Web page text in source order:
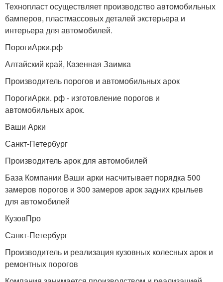
Технопласт осуществляет производство автомобильных
бамперов, пластмассовых деталей экстерьера и
интерьера для автомобилей.
ПорогиАрки.рф
Алтайский край, Казенная Заимка
Производитель порогов и автомобильных арок
ПорогиАрки. рф - изготовление порогов и
автомобильных арок.
Ваши Арки
Санкт-Петербург
Производитель арок для автомобилей
База Компании Ваши арки насчитывает порядка 500
замеров порогов и 300 замеров арок задних крыльев
для автомобилей
КузовПро
Санкт-Петербург
Производитель и реализация кузовных колесных арок и
ремонтных порогов